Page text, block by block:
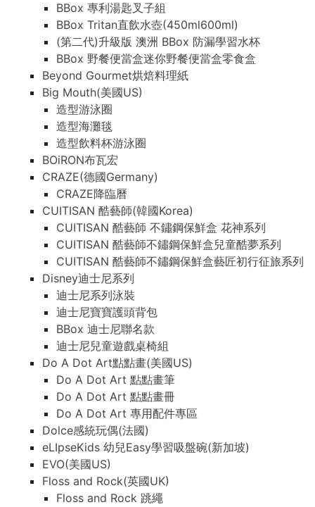
BBox 專利湯匙叉子組
BBox Tritan直飲水壺(450ml600ml)
(第二代)升級版 澳洲 BBox 防漏學習水杯
BBox 野餐便當盒迷你野餐便當盒零食盒
Beyond Gourmet烘焙料理紙
Big Mouth(美國US)
造型游泳圈
造型海灘毯
造型飲料杯游泳圈
BOiRON布瓦宏
CRAZE(德國Germany)
CRAZE降臨曆
CUITISAN 酷藝師(韓國Korea)
CUITISAN 酷藝師 不鏽鋼保鮮盒 花神系列
CUITISAN 酷藝師不鏽鋼保鮮盒兒童酷夢系列
CUITISAN 酷藝師不鏽鋼保鮮盒藝匠初行征旅系列
Disney迪士尼系列
迪士尼系列泳裝
迪士尼寶寶護頭背包
BBox 迪士尼聯名款
迪士尼兒童遊戲桌椅組
Do A Dot Art點點畫(美國US)
Do A Dot Art 點點畫筆
Do A Dot Art 點點畫冊
Do A Dot Art 專用配件專區
Dolce感統玩偶(法國)
eLIpseKids 幼兒Easy學習吸盤碗(新加坡)
EVO(美國US)
Floss and Rock(英國UK)
Floss and Rock 跳繩